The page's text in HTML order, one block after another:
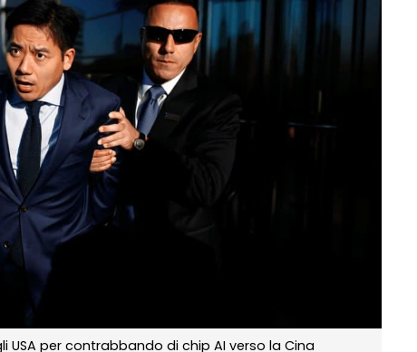
USA per contrabbando di chip AI verso la Cina